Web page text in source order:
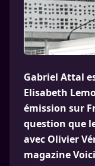
Gabriel Attal
Elisabeth
émission sur
question que
avec Olivier
magazine